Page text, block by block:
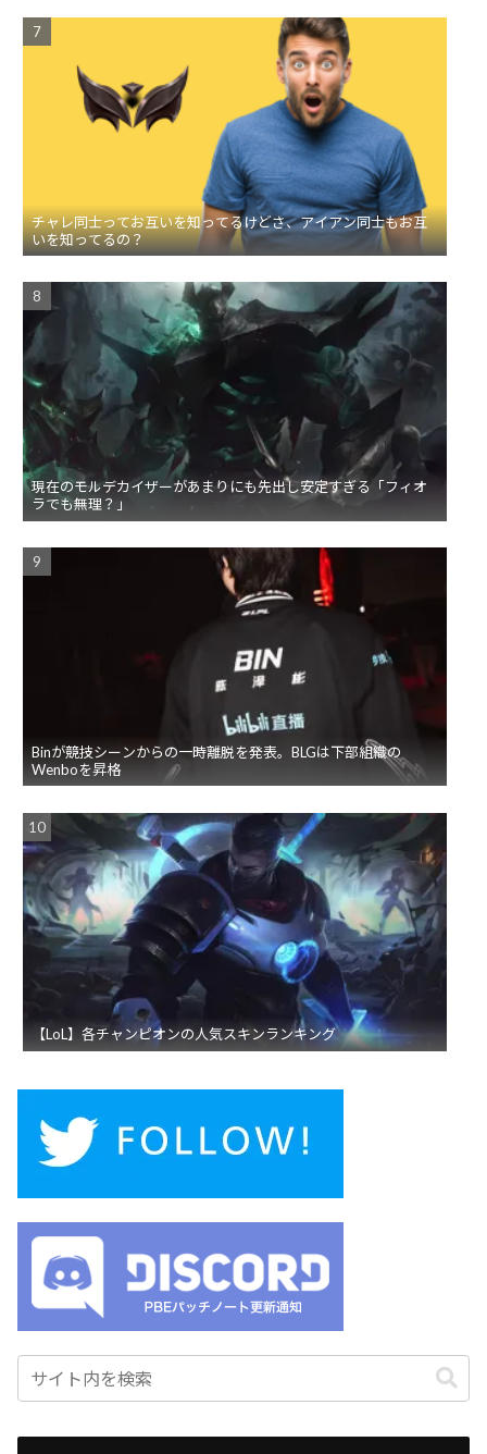
チャレ同士ってお互いを知ってるけどさ、アイアン同士もお互
いを知ってるの？
現在のモルデカイザーがあまりにも先出し安定すぎる「フィオ
ラでも無理？」
Binが競技シーンからの一時離脱を発表。BLGは下部組織の
Wenboを昇格
【LoL】各チャンピオンの人気スキンランキング